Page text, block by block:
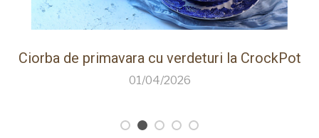
Paine de casa rapida la Thermomix cu faina
care creste singura